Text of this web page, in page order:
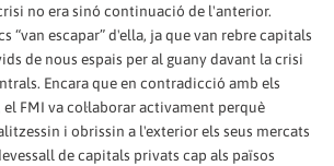
no era sinó continuació de l'anterior.
“van escapar” d'ella, ja que van rebre capitals
de nous espais per al guany davant la crisi
Encara que en contradicció amb els
FMI va col·laborar activament perquè
i obrissin a l'exterior els seus mercats
de capitals privats cap als països